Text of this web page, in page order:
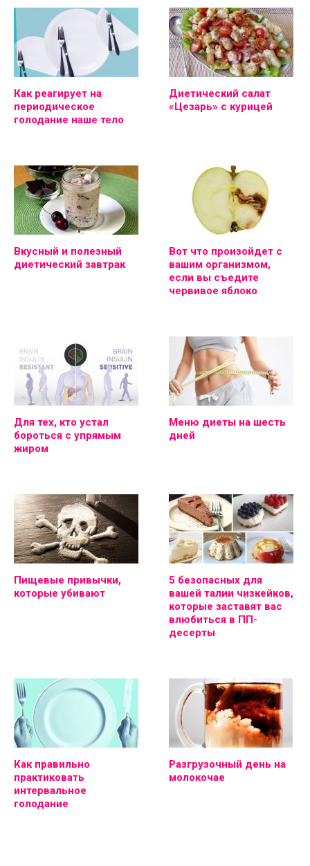
Как реагирует на
периодическое
голодание наше тело
Диетический салат
«Цезарь» с курицей
Вкусный и полезный
диетический завтрак
Вот что произойдет с
вашим организмом,
если вы съедите
червивое яблоко
Для тех, кто устал
бороться с упрямым
жиром
Меню диеты на шесть
дней
Пищевые привычки,
которые убивают
5 безопасных для
вашей талии чизкейков,
которые заставят вас
влюбиться в ПП-
десерты
Как правильно
практиковать
интервальное
голодание
Разгрузочный день на
молокочае